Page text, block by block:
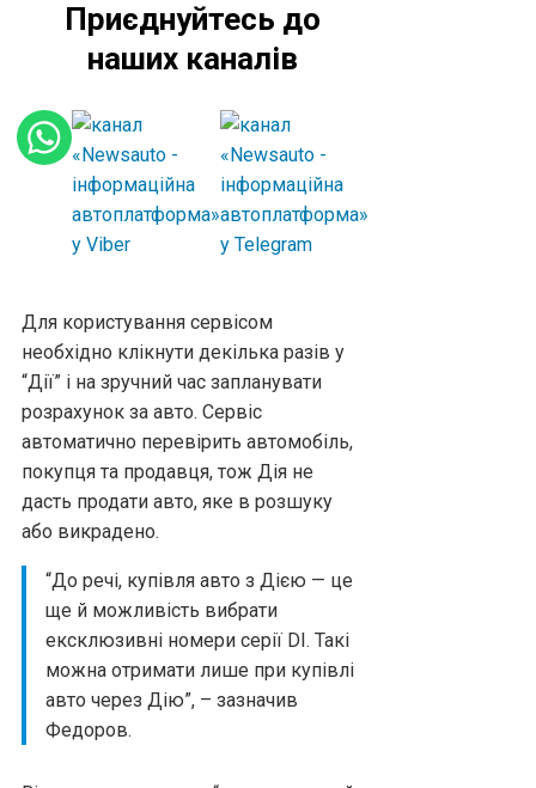
Приєднуйтесь до
наших каналів
Для користування сервісом
необхідно клікнути декілька разів у
“Дії” і на зручний час запланувати
розрахунок за авто. Сервіс
автоматично перевірить автомобіль,
покупця та продавця, тож Дія не
дасть продати авто, яке в розшуку
або викрадено.
“До речі, купівля авто з Дією — це
ще й можливість вибрати
ексклюзивні номери серії DI. Такі
можна отримати лише при купівлі
авто через Дію”, – зазначив
Федоров.